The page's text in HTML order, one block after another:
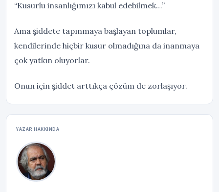
“Kusurlu insanlığımızı kabul edebilmek…”
Ama şiddete tapınmaya başlayan toplumlar,
kendilerinde hiçbir kusur olmadığına da inanmaya
çok yatkın oluyorlar.
Onun için şiddet arttıkça çözüm de zorlaşıyor.
YAZAR HAKKINDA